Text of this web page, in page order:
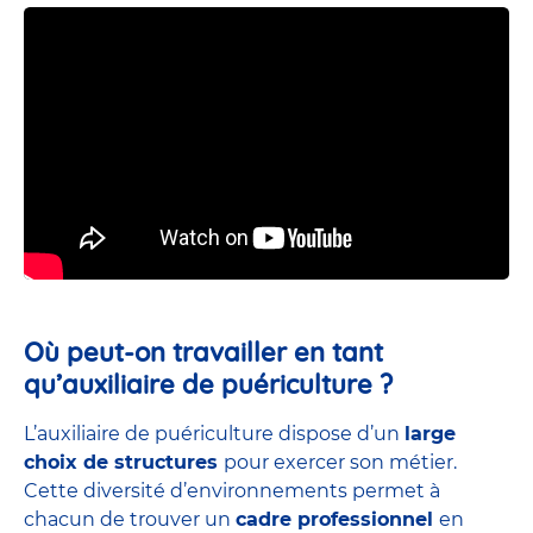
Où peut-on travailler en tant
qu’auxiliaire de puériculture ?
L’auxiliaire de puériculture dispose d’un large
choix de structures pour exercer son métier.
Cette diversité d’environnements permet à
chacun de trouver un cadre professionnel en